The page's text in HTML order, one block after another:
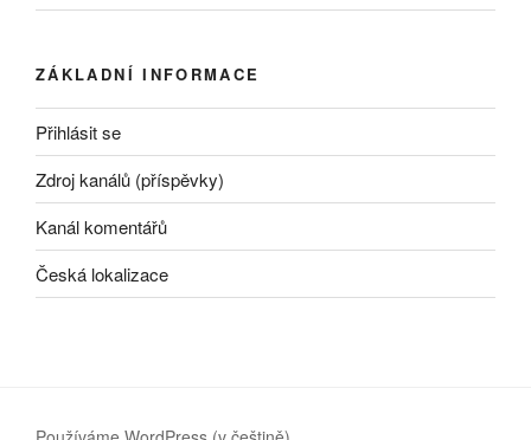
ZÁKLADNÍ INFORMACE
Přihlásit se
Zdroj kanálů (příspěvky)
Kanál komentářů
Česká lokalizace